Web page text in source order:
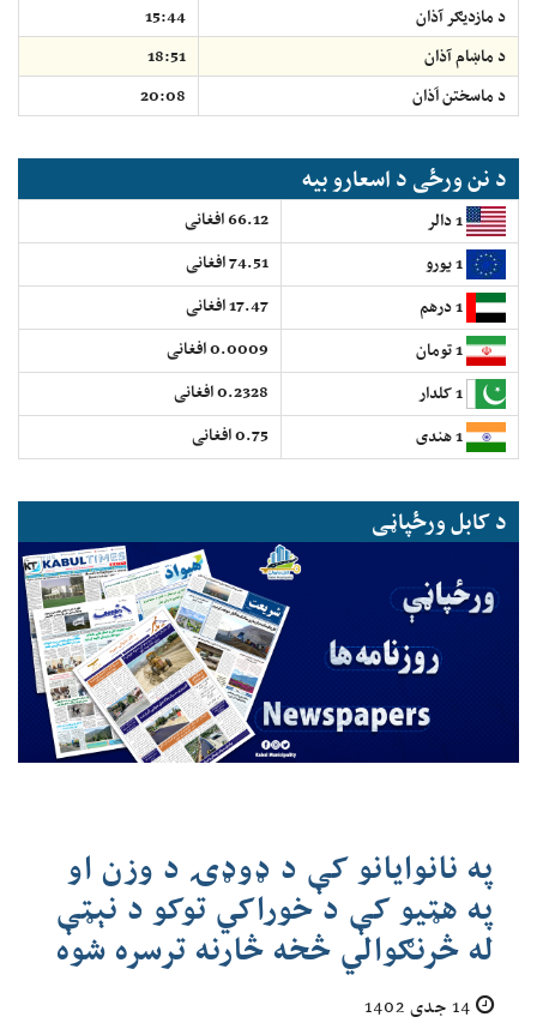
د مازديګر آذان
15:44
د ماښام آذان
18:51
د ماسختن اَذان
20:08
د نن ورځی د اسعارو بیه
66.12 افغانی
74.51 افغانی
17.47 افغانی
0.0009 افغانی
0.2328 افغانی
0.75 افغانی
د کابل ورځپاڼی
په نانوایانو کې د ډوډۍ د وزن او
په هټيو کې د خوراکي توکو د نېټې
له څرنګوالي څخه څارنه ترسره شوه